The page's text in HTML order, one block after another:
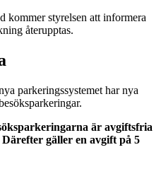
kommer styrelsen att informera
återupptas.
parkeringssystemet har nya
är avgiftsfria
gäller en avgift på 5